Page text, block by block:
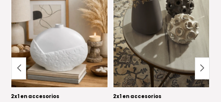
2x1 en accesorios 2x1 en accesorios